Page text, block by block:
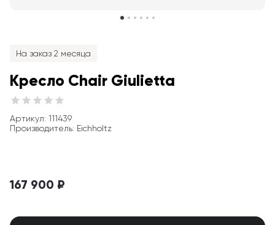
На заказ 2 месяца
Кресло Chair Giulietta
Артикул: 111439
Производитель: Eichholtz
167 900 ₽